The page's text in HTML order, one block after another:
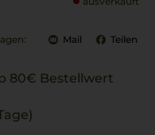
Mail Teilen
80€ Bestellwert